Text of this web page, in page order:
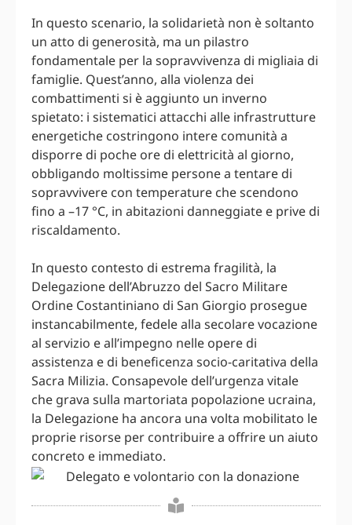
In questo scenario, la solidarietà non è soltanto
un atto di generosità, ma un pilastro
fondamentale per la sopravvivenza di migliaia di
famiglie. Quest’anno, alla violenza dei
combattimenti si è aggiunto un inverno
spietato: i sistematici attacchi alle infrastrutture
energetiche costringono intere comunità a
disporre di poche ore di elettricità al giorno,
obbligando moltissime persone a tentare di
sopravvivere con temperature che scendono
fino a –17 °C, in abitazioni danneggiate e prive di
riscaldamento.
In questo contesto di estrema fragilità, la
Delegazione dell’Abruzzo del Sacro Militare
Ordine Costantiniano di San Giorgio prosegue
instancabilmente, fedele alla secolare vocazione
al servizio e all’impegno nelle opere di
assistenza e di beneficenza socio-caritativa della
Sacra Milizia. Consapevole dell’urgenza vitale
che grava sulla martoriata popolazione ucraina,
la Delegazione ha ancora una volta mobilitato le
proprie risorse per contribuire a offrire un aiuto
concreto e immediato.